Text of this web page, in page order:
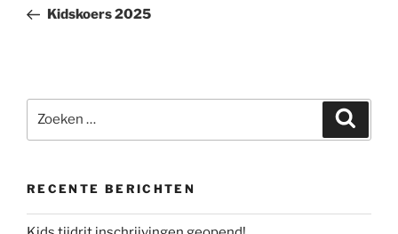
bericht
Kidskoers 2025
naar:
RECENTE BERICHTEN